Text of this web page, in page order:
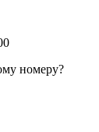
номеру?